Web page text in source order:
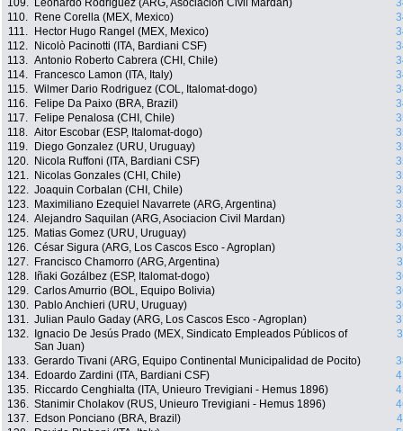
109.
Leonardo Rodriguez (ARG, Asociacion Civil Mardan)
110.
Rene Corella (MEX, Mexico)
111.
Hector Hugo Rangel (MEX, Mexico)
112.
Nicolò Pacinotti (ITA, Bardiani CSF)
113. Antonio Roberto Cabrera (CHI, Chile)
114.
Francesco Lamon (ITA, Italy)
115. Wilmer Dario Rodriguez (COL, Italomat-dogo)
116.
Felipe Da Paixo (BRA, Brazil)
117.
Felipe Penalosa (CHI, Chile)
118. Aitor Escobar (ESP, Italomat-dogo)
119.
Diego Gonzalez (URU, Uruguay)
120.
Nicola Ruffoni (ITA, Bardiani CSF)
121.
Nicolas Gonzales (CHI, Chile)
122. Joaquin Corbalan (CHI, Chile)
123.
Maximiliano Ezequiel Navarrete (ARG, Argentina)
124. Alejandro Saquilan (ARG, Asociacion Civil Mardan)
125.
Matias Gomez (URU, Uruguay)
126. César Sigura (ARG, Los Cascos Esco - Agroplan)
127.
Francisco Chamorro (ARG, Argentina)
128.
Iñaki Gozálbez (ESP, Italomat-dogo)
129. Carlos Amurrio (BOL, Equipo Bolivia)
130.
Pablo Anchieri (URU, Uruguay)
131. Julian Paulo Gaday (ARG, Los Cascos Esco - Agroplan)
132.
Ignacio De Jesús Prado (MEX, Sindicato Empleados Públicos of
San Juan)
133. Gerardo Tivani (ARG, Equipo Continental Municipalidad de Pocito)
134.
Edoardo Zardini (ITA, Bardiani CSF)
135.
Riccardo Cenghialta (ITA, Unieuro Trevigiani - Hemus 1896)
136. Stanimir Cholakov (RUS, Unieuro Trevigiani - Hemus 1896)
137.
Edson Ponciano (BRA, Brazil)